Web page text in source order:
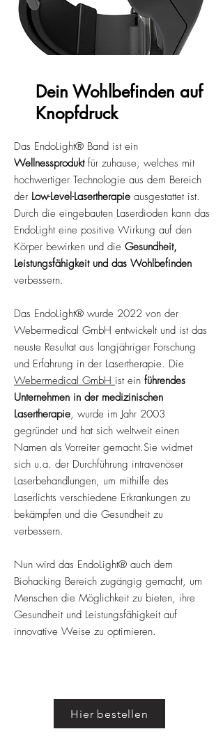
Dein Wohlbefinden auf
Knopfdruck
Das EndoLight® Band ist ein
Wellnessprodukt für zuhause, welches mit
hochwertiger Technologie aus dem Bereich
der Low-Level-Lasertherapie ausgestattet ist.
Durch die eingebauten Laserdioden kann das
EndoLight eine positive Wirkung auf den
Körper bewirken und die Gesundheit,
Leistungsfähigkeit und das Wohlbefinden
verbessern.
Das EndoLight® wurde 2022 von der
Webermedical GmbH entwickelt und ist das
neuste Resultat aus langjähriger Forschung
und Erfahrung in der Lasertherapie. Die
Webermedical GmbH ist ein führendes
Unternehmen in der medizinischen
Lasertherapie, wurde im Jahr 2003
gegründet und hat sich weltweit einen
Namen als Vorreiter gemacht.Sie widmet
sich u.a. der Durchführung intravenöser
Laserbehandlungen, um mithilfe des
Laserlichts verschiedene Erkrankungen zu
bekämpfen und die Gesundheit zu
verbessern.
Nun wird das EndoLight® auch dem
Biohacking Bereich zugängig gemacht, um
Menschen die Möglichkeit zu bieten, ihre
Gesundheit und Leistungsfähigkeit auf
innovative Weise zu optimieren.
Hier bestellen